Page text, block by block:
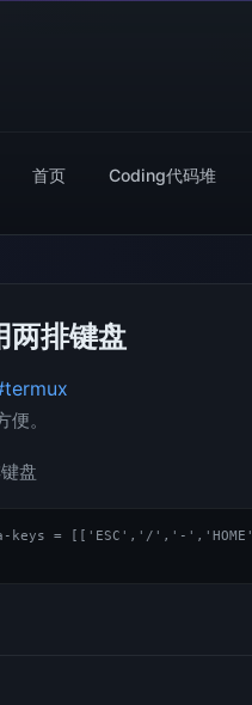
首页 Coding代码堆
排键盘
。
盘
keys = [['ESC','/','-